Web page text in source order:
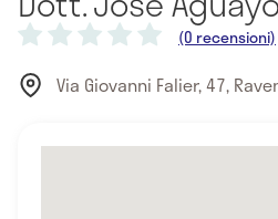
(0 recensioni)
Via Giovanni Falier, 47,